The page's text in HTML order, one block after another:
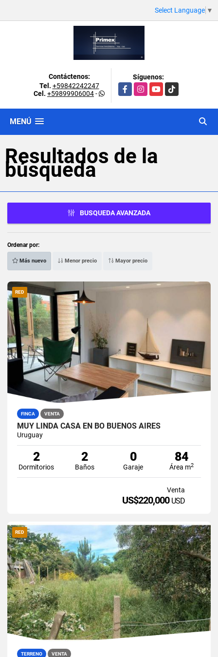
Select Language ▼
Contáctenos:
Tel. +59842242247
Cel. +59899906004-
Síguenos:
FacebookInstagramYouTubeTikTok
MENÚ
Resultados de la
búsqueda
BUSQUEDA AVANZADA
Ordenar por:
Más nuevo Menor precio Mayor precio
RED
FINCA VENTA
MUY LINDA CASA EN BO BUENOS AIRES
Uruguay
2
Dormitorios
2
Baños
0
Garaje
84
Área m2
Venta
US$220,000 USD
RED
TERRENO VENTA